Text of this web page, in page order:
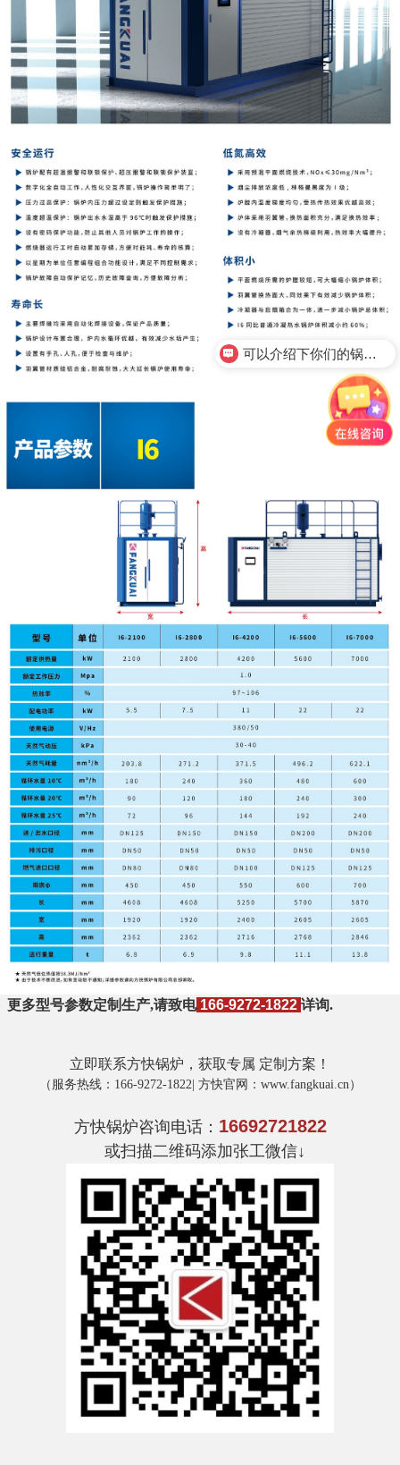
更多型号参数定制生产,请致电 166-9272-1822 详询.
‌立即联系方快锅炉 ，获取专属 定制方案！
（ 服务热线：166-9272-1822| 方快官网 ：www.fangkuai.cn）
方快锅炉咨询电话： 16692721822
或扫描二维码添加张工微信↓
可以介绍下你们的锅炉产品么